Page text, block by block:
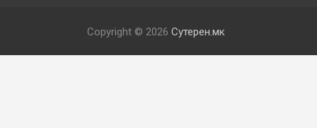
Copyright © 2026 Сутерен.мк